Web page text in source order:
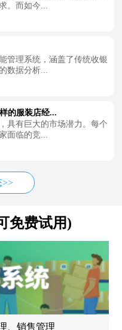
。而如今...
管理系统，涵盖了传统收银
数据分析...
的服装店经...
具有巨大的市场潜力。每个
面临的竞...
>>
免费试用)
、销售管理